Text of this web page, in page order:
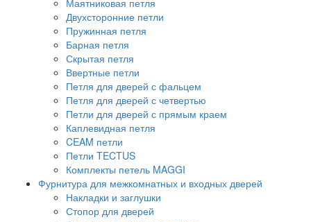
Маятниковая петля
Двухсторонние петли
Пружинная петля
Барная петля
Скрытая петля
Ввертные петли
Петля для дверей с фальцем
Петля для дверей с четвертью
Петли для дверей с прямым краем
Каплевидная петля
CEAM петли
Петли TECTUS
Комплекты петель MAGGI
Фурнитура для межкомнатных и входных дверей
Накладки и заглушки
Стопор для дверей